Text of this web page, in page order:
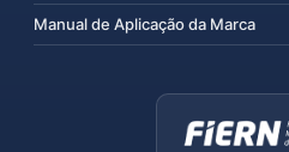
Manual de Aplicação da Marca